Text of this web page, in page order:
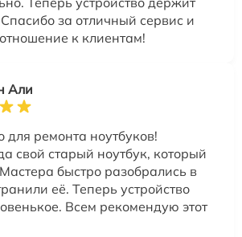
за отличный сервис и
к клиентам!
Али
для ремонта ноутбуков!
свой старый ноутбук, который
быстро разобрались в
её. Теперь устройство
Всем рекомендую этот